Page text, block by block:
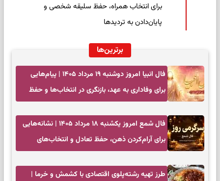
برای انتخاب همراه، حفظ سلیقه شخصی و
پایان‌دادن به تردیدها
برترین‌ها
فال انبیا امروز دوشنبه ۱۹ مرداد ۱۴۰۵ | پیام‌هایی
برای وفاداری به عهد، بازنگری در انتخاب‌ها و حفظ
فال شمع امروز یکشنبه ۱۸ مرداد ۱۴۰۵ | نشانه‌هایی
برای آرام‌کردن ذهن، حفظ تعادل و انتخاب‌های
طرز تهیه رشته‌پلوی اقتصادی با کشمش و خرما |